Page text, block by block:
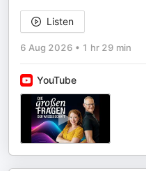
Listen
6 Aug 2026 • 1 hr 29 min
YouTube